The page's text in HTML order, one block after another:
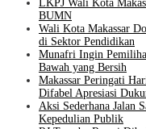
LKPJ Wali Kota
BUMN
Wali Kota Makassar
di Sektor Pendidikan
Munafri Ingin
Bawah yang Bersih
Makassar Peringati
Difabel Apresiasi
Aksi Sederhana Jalan
Kepedulian Publik